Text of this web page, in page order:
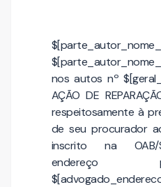
nos autos nº
AÇÃO DE
respeitosamente à
de seu procurador
inscrito na OAB/
endereço